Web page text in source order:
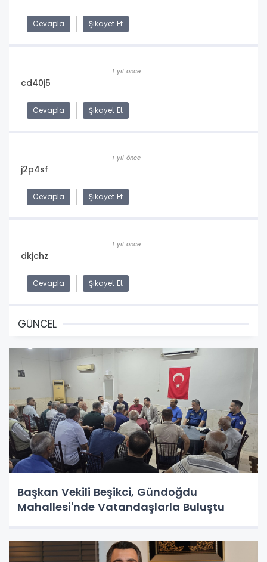
Cevapla Şikayet Et
1 yıl önce
cd40j5
Cevapla Şikayet Et
1 yıl önce
j2p4sf
Cevapla Şikayet Et
1 yıl önce
dkjchz
Cevapla Şikayet Et
GÜNCEL
Başkan Vekili Beşikci, Gündoğdu
Mahallesi'nde Vatandaşlarla Buluştu